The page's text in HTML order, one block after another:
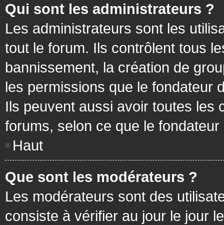
Qui sont les administrateurs ?
Les administrateurs sont les
tout le forum. Ils contrôlent tous
bannissement, la création de
les permissions que le fondateur
Ils peuvent aussi avoir toutes les
forums, selon ce que le
Haut
Que sont les modérateurs ?
Les modérateurs sont des
consiste à vérifier au jour le jour